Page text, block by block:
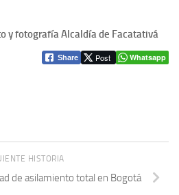
y fotografía Alcaldía de Facatativá
Share Post Whatsapp
HISTORIA
de asilamiento total en Bogotá